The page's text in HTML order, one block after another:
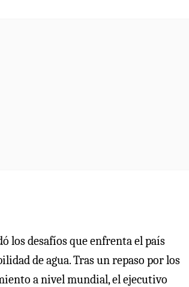
los desafíos que enfrenta el país
de agua. Tras un repaso por los
a nivel mundial, el ejecutivo